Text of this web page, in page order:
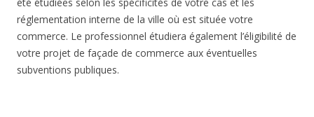
réglementation interne de la ville où est située votre
commerce. Le professionnel étudiera également l’éligibilité de
votre projet de façade de commerce aux éventuelles
subventions publiques.